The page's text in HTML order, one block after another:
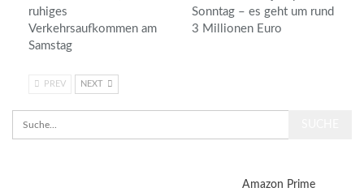
ruhiges
Verkehrsaufkommen am
Samstag
Sonntag – es geht um rund
3 Millionen Euro
PREV NEXT
Amazon Prime